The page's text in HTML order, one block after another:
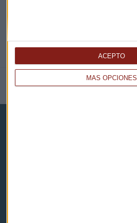
MÁS OPCIONES
ACEPTO
NOTICIAS RELACIONADAS